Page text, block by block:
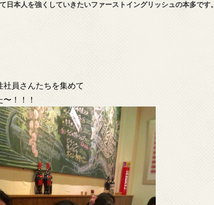
日本人を強くしていきたいファーストイングリッシュの本多です。
社員さんたちを集めて
！！！